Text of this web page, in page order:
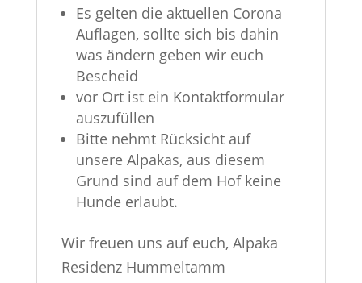
Es gelten die aktuellen Corona
Auflagen, sollte sich bis dahin
was ändern geben wir euch
Bescheid
vor Ort ist ein Kontaktformular
auszufüllen
Bitte nehmt Rücksicht auf
unsere Alpakas, aus diesem
Grund sind auf dem Hof keine
Hunde erlaubt.
Wir freuen uns auf euch, Alpaka
Residenz Hummeltamm